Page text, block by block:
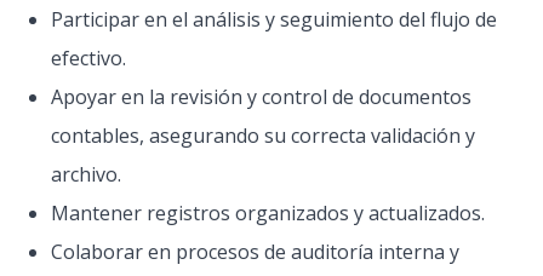
Participar en el análisis y seguimiento del flujo de
efectivo.
Apoyar en la revisión y control de documentos
contables, asegurando su correcta validación y
archivo.
Mantener registros organizados y actualizados.
Colaborar en procesos de auditoría interna y